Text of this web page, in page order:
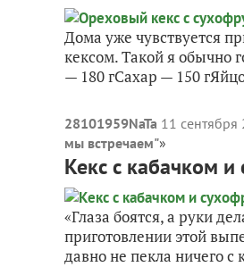
Дома уже чувствуется
кексом. Такой я обычно
— 180 гСахар — 150
28101959NaTa 11
мы встречаем"»
Кекс с кабачком
«Глаза боятся, а руки
приготовлении этой
давно не пекла ничего